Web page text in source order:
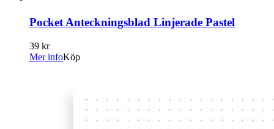
Pocket Anteckningsblad Linjerade Pastel
39 kr
Mer infoKöp